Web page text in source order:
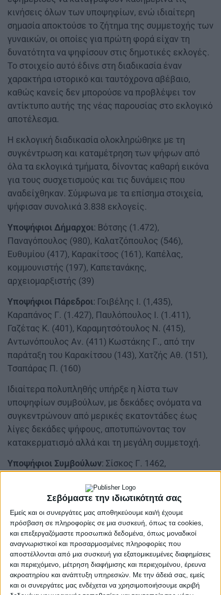
Σεβόμαστε την ιδιωτικότητά σας
Εμείς και οι συνεργάτες μας αποθηκεύουμε και/ή έχουμε
πρόσβαση σε πληροφορίες σε μια συσκευή, όπως τα cookies,
και επεξεργαζόμαστε προσωπικά δεδομένα, όπως μοναδικοί
αναγνωριστικοί και προσαρμοσμένες πληροφορίες που
αποστέλλονται από μια συσκευή για εξατομικευμένες διαφημίσεις
και περιεχόμενο, μέτρηση διαφήμισης και περιεχομένου, έρευνα
ακροατηρίου και ανάπτυξη υπηρεσιών. Με την άδειά σας, εμείς
και οι συνεργάτες μας ενδέχεται να χρησιμοποιήσουμε ακριβή
κινήσεις όλων των υποψηφίων, ενώ ιδιαίτερη
σημασία αποκτούσε το ζήτημα της συμμετοχής των
γυναικών, οι οποίες για πρώτη φορά είχαν τη
δυνατότητα να ψηφίσουν στις δημοτικές εκλογές.
Το στοιχείο αυτό έδινε στη διαδικασία έναν
χαρακτήρα ιστορικό και ταυτόχρονα αβέβαιο,
καθώς κανείς δεν μπορούσε να προβλέψει τον
αντίκτυπο αυτής της νέας παρουσίας στο εκλογικό
αποτέλεσμα.
Η εκλογική διαδικασία ολοκληρώθηκε με τη
συγκέντρωση και καταμέτρηση των ψήφων από
όλα τα εκλογικά τμήματα, δίνοντας καθαρή εικόνα
για τους συσχετισμούς και τις δυνάμεις που
αναδείχθηκαν. Σύμφωνα με τα επίσημα στοιχεία,
ψήφισαν συνολικά 3.838 εκλογείς.
Υποψήφιοι Δήμαρχοι: Βότσης (1.472),
Παναγόπουλος (980), Καλατζόπουλος (546),
Ευθυμίου (417), Καρακίτσος (161), Καπέλας,
κομμουνιστής (197), Καπετανάκης,
αρχειομαρξιστής (39)
Υποψήφιοι Πάρεδροι: Γοιβέλης Ι. (1,435),
Καραπάνος Γ. (1.427), Παυλόπουλος Ι. (1.411),
Γαζέτας Κ. (401), Καραμητσότουλος Ν. (415),
Αντωνόπουλος Αν. (411) Κωστάκης Γ., από την
παράταξη του Καρακίτσου (143), Χατζής Αθ. (151),
Τσαπάρας Π. (160)
Ιδιαίτερα πολυπληθής υπήρξε η λίστα των
υποψηφίων συμβούλων, με δεκάδες ονόματα να
συγκεντρώνουν από μερικές εκατοντάδες έως
λίγες δεκάδες ψήφους, αποτυπώνοντας τον
κατακερματισμό αλλά και τη μεγάλη συμμετοχή.
Υποψήφιοι Συμβούλων: Σίσκος Γ. 1462,
Χ 1364., Τζάνης Μιλτ. 1338, Καλαμάρας Κ. 1315,
Ρήκας Άνδ. 1312, Ηλιού Ηλίας 1281, Σκαλίγκος Π.
1274. Καλαμπόκας Γ. 1207, Σαλάππας Χ. 1193,
Αυδής Σ. 1171, Ματραλής Δ. 1166, Πανουργιά; Κ.
1131, ‘Ανδρικόπουλος Ε. 1153, Κόνιαρη; Σ 1084,
Πανταζής Γ. 1072, Κάπας Φ. 1063, Τζάνης ‘Αθ. 966,
Μέξης Κ. 961, Κιτσοπάνος Κ. 918, Παπαλεξης Α0.
913, Στύλιος Γ. 912, Καρμανίδης Ν. 884, Σαγεώργης